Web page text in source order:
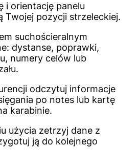
i orientację panelu
Twojej pozycji strzeleckiej.
suchościeralnym
dystanse, poprawki,
numery celów lub
odczytuj informacje
po notes lub kartę
karabinie.
użycia zetrzyj dane z
ją do kolejnego